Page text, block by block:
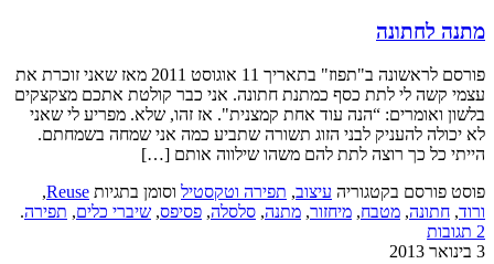
מתנה לחתונה
פורסם לראשונה ב"תפוז" בתאריך 11 אוגוסט 2011 מאז שאני זוכרת את
עצמי קשה לי לתת כסף כמתנת חתונה. אני כבר קולטת אתכם מצקצקים
בלשון ואומרים: “הנה עוד אחת קמצנית". אז זהו, שלא. מפריע לי שאני
לא יכולה להעניק לבני הזוג תשורה שתביע כמה אני שמחה בשמחתם.
הייתי כל כך רוצה לתת להם משהו שילווה אותם […]
פוסט פורסם בקטגוריהעיצוב,תפירה וטקסטילוסומן בתגיותReuse
,
ורוד,חתונה,מטבח,מיחזור,מתנה,סלסלה,פסיפס,שיברי כלים,תפירה.